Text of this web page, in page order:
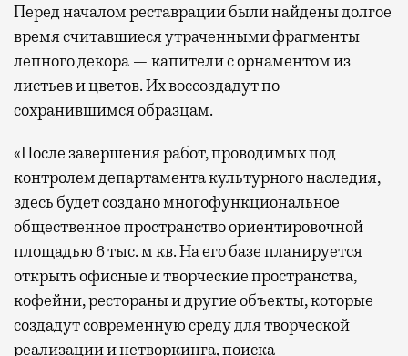
Перед началом реставрации были найдены долгое
время считавшиеся утраченными фрагменты
лепного декора — капители с орнаментом из
листьев и цветов. Их воссоздадут по
сохранившимся образцам.
«После завершения работ, проводимых под
контролем департамента культурного наследия,
здесь будет создано многофункциональное
общественное пространство ориентировочной
площадью 6 тыс. м кв. На его базе планируется
открыть офисные и творческие пространства,
кофейни, рестораны и другие объекты, которые
создадут современную среду для творческой
реализации и нетворкинга, поиска